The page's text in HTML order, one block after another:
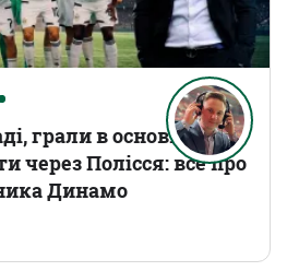
грали в основному
через Полісся: все про
Динамо